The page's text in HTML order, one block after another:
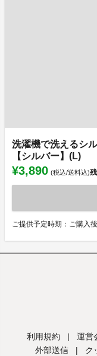
洗濯機で洗えるシ
【シルバー】(L)
¥3,890 (税込/送料込)
ご提供予定時期：ご購入
利用規約 | 運営
外部送信
| ク